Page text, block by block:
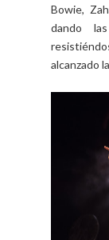
Bowie,
dando
alcanzado